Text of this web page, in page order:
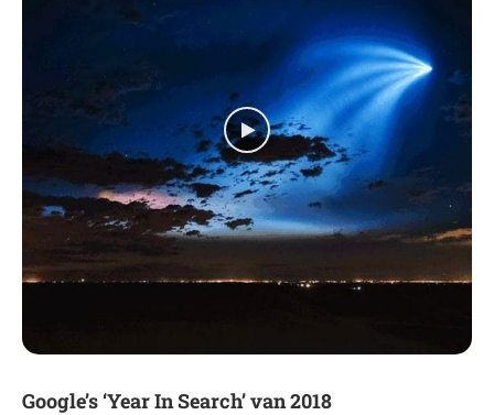
Google’s ‘Year In Search’ van 2018